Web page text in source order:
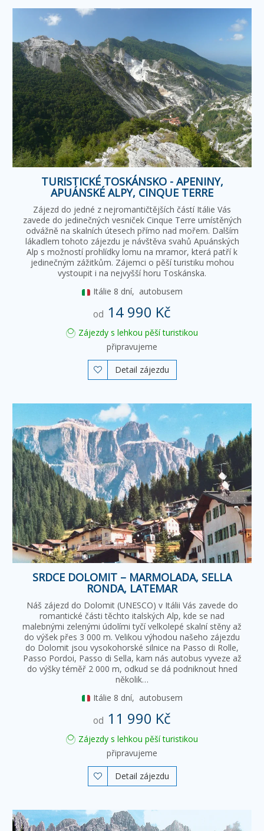
TURISTICKÉ TOSKÁNSKO - APENINY,
APUÁNSKÉ ALPY, CINQUE TERRE
Zájezd do jedné z nejromantičtějších částí Itálie Vás
zavede do jedinečných vesniček Cinque Terre umístěných
odvážně na skalních útesech přímo nad mořem. Dalším
lákadlem tohoto zájezdu je návštěva svahů Apuánských
Alp s možností prohlídky lomu na mramor, která patří k
jedinečným zážitkům. Zájemci o pěší turistiku mohou
vystoupit i na nejvyšší horu Toskánska.
Itálie 8 dní, autobusem
od 14 990 Kč
Zájezdy s lehkou pěší turistikou
připravujeme
 Detail zájezdu
SRDCE DOLOMIT – MARMOLADA, SELLA
RONDA, LATEMAR
Náš zájezd do Dolomit (UNESCO) v Itálii Vás zavede do
romantické části těchto italských Alp, kde se nad
malebnými zelenými údolími tyčí velkolepé skalní stěny až
do výšek přes 3 000 m. Velikou výhodou našeho zájezdu
do Dolomit jsou vysokohorské silnice na Passo di Rolle,
Passo Pordoi, Passo di Sella, kam nás autobus vyveze až
do výšky téměř 2 000 m, odkud se dá podniknout hned
několik…
Itálie 8 dní, autobusem
od 11 990 Kč
Zájezdy s lehkou pěší turistikou
připravujeme
 Detail zájezdu